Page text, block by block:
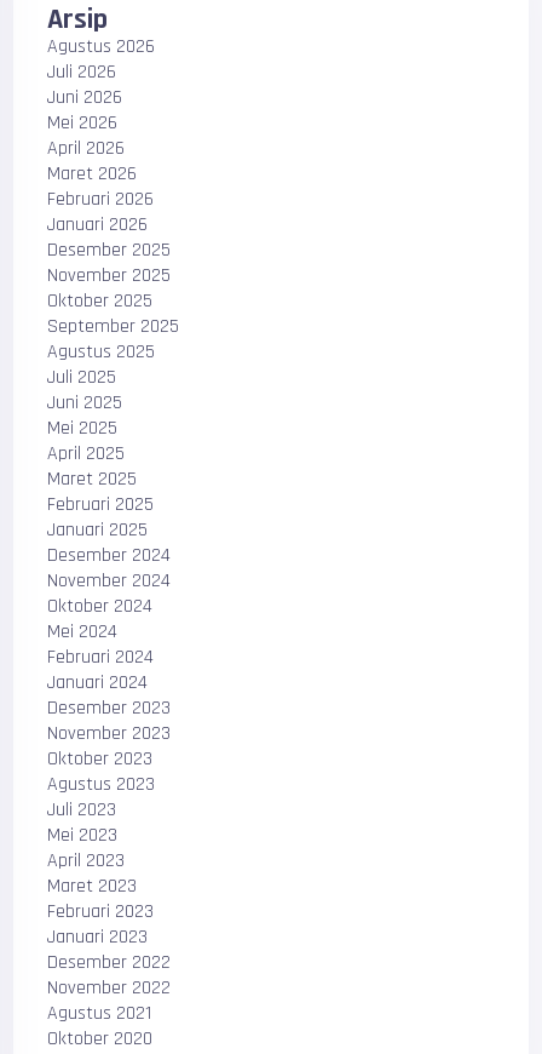
Arsip
Agustus 2026
Juli 2026
Juni 2026
Mei 2026
April 2026
Maret 2026
Februari 2026
Januari 2026
Desember 2025
November 2025
Oktober 2025
September 2025
Agustus 2025
Juli 2025
Juni 2025
Mei 2025
April 2025
Maret 2025
Februari 2025
Januari 2025
Desember 2024
November 2024
Oktober 2024
Mei 2024
Februari 2024
Januari 2024
Desember 2023
November 2023
Oktober 2023
Agustus 2023
Juli 2023
Mei 2023
April 2023
Maret 2023
Februari 2023
Januari 2023
Desember 2022
November 2022
Agustus 2021
Oktober 2020